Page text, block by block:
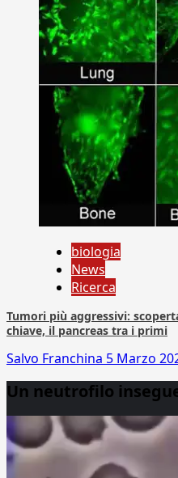
biologia
News
Ricerca
Tumori più aggressivi:
chiave, il pancreas tra i primi
Salvo Franchina 5 Marzo
Un neutrofilo
Player